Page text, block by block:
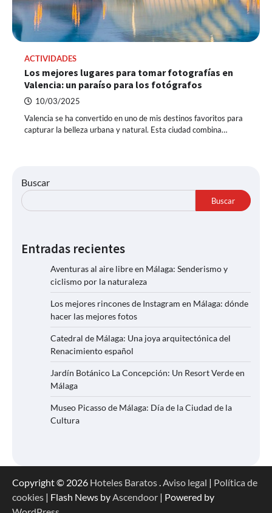
ACTIVIDADES
Los mejores lugares para tomar fotografías en
Valencia: un paraíso para los fotógrafos
10/03/2025
Valencia se ha convertido en uno de mis destinos favoritos para
capturar la belleza urbana y natural. Esta ciudad combina…
Buscar
Buscar
Entradas recientes
Aventuras al aire libre en Málaga: Senderismo y
ciclismo por la naturaleza
Los mejores rincones de Instagram en Málaga: dónde
hacer las mejores fotos
Catedral de Málaga: Una joya arquitectónica del
Renacimiento español
Jardín Botánico La Concepción: Un Resort Verde en
Málaga
Museo Picasso de Málaga: Día de la Ciudad de la
Cultura
Copyright © 2026 Hoteles Baratos.Aviso legal | Política de
cookies | Flash News byAscendoor | Powered by